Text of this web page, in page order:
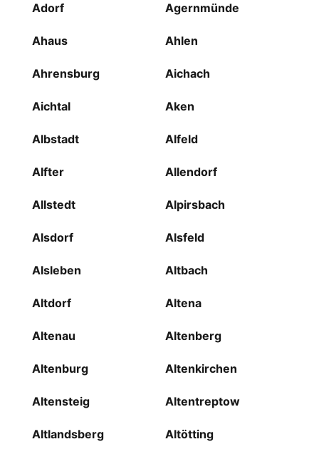
Adorf Agernmünde
Ahaus Ahlen
Ahrensburg Aichach
Aichtal Aken
Albstadt Alfeld
Alfter Allendorf
Allstedt Alpirsbach
Alsdorf Alsfeld
Alsleben Altbach
Altdorf Altena
Altenau Altenberg
Altenburg Altenkirchen
Altensteig Altentreptow
Altlandsberg Altötting